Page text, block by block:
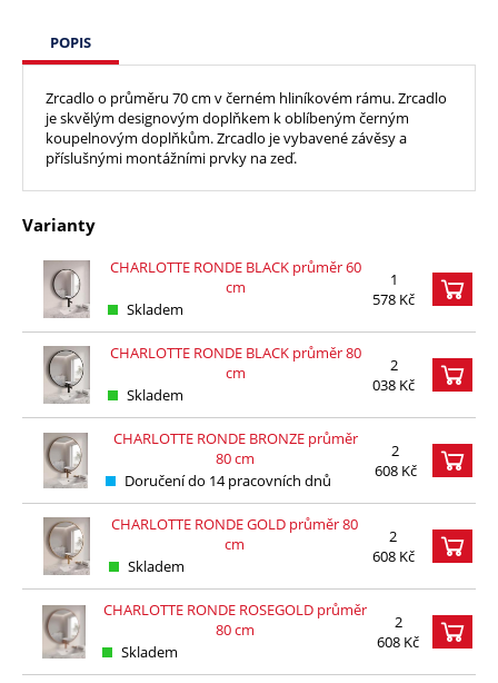
POPIS
Zrcadlo o průměru 70 cm v černém hliníkovém rámu. Zrcadlo
je skvělým designovým doplňkem k oblíbeným černým
koupelnovým doplňkům. Zrcadlo je vybavené závěsy a
příslušnými montážními prvky na zeď.
Varianty
CHARLOTTE RONDE BLACK průměr 60
cm
Skladem
1
578 Kč
CHARLOTTE RONDE BLACK průměr 80
cm
Skladem
2
038 Kč
CHARLOTTE RONDE BRONZE průměr
80 cm
Doručení do 14 pracovních dnů
2
608 Kč
CHARLOTTE RONDE GOLD průměr 80
cm
Skladem
2
608 Kč
CHARLOTTE RONDE ROSEGOLD průměr
80 cm
Skladem
2
608 Kč